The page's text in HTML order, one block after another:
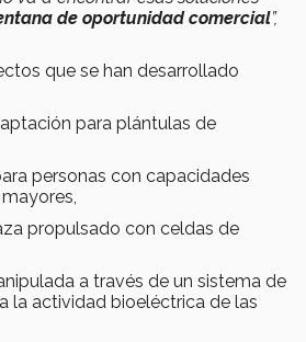
de oportunidad comercial”,
que se han desarrollado
para plántulas de
personas con capacidades
propulsado con celdas de
a través de un sistema de
la actividad bioeléctrica de las